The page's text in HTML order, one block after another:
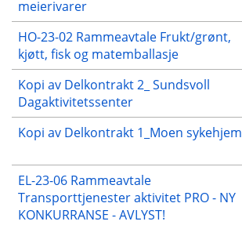
meierivarer
HO-23-02 Rammeavtale Frukt/grønt,
kjøtt, fisk og matemballasje
Kopi av Delkontrakt 2_ Sundsvoll
Dagaktivitetssenter
Kopi av Delkontrakt 1_Moen sykehjem
EL-23-06 Rammeavtale
Transporttjenester aktivitet PRO - NY
KONKURRANSE - AVLYST!